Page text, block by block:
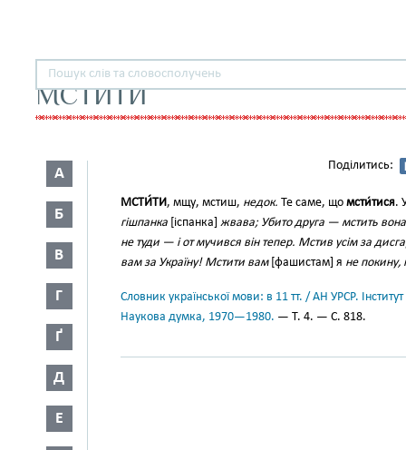
МСТИТИ
А
Б
В
Г
Ґ
Д
Е
Поділитись:
МСТИ́ТИ, мщу, мстиш, недок. Те саме, що мсти́тися.
гішпанка [іспанка] жвава; Убито друга — мстить вона
не туди — і от мучився він тепер. Мстив усім за
вам за Україну! Мстити вам[фашистам] я не
Словник української мови: в 11 тт. / АН УРСР.
Наукова думка, 1970—1980. — Т. 4. — С. 818.